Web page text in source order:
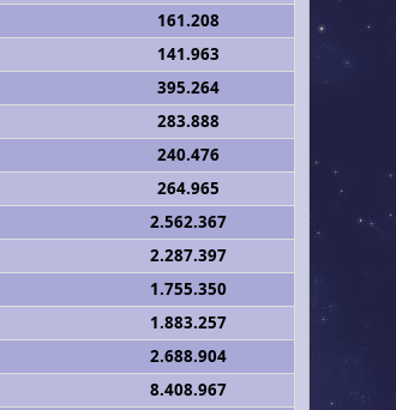
161.208
141.963
395.264
283.888
240.476
264.965
2.562.367
2.287.397
1.755.350
1.883.257
2.688.904
8.408.967